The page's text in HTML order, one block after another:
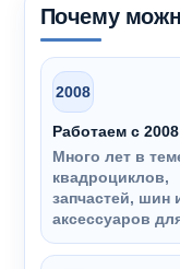
Почему
2008
Работаем с
Много лет в
квадроциклов,
запчастей, шин
аксессуаров